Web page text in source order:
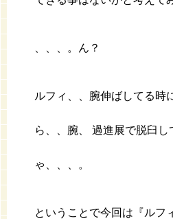
、、、。ん？
ルフィ、、腕伸ばしてる時
ら、、腕、 過進展で脱臼し
ゃ、、、。
ということで今回は『ルフ